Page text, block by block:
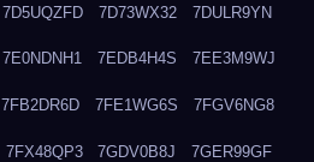
7D5UQZFD 7D73WX32 7DULR9YN
7E0NDNH1 7EDB4H4S 7EE3M9WJ
7FB2DR6D 7FE1WG6S 7FGV6NG8
7FX48QP3 7GDV0B8J 7GER99GF